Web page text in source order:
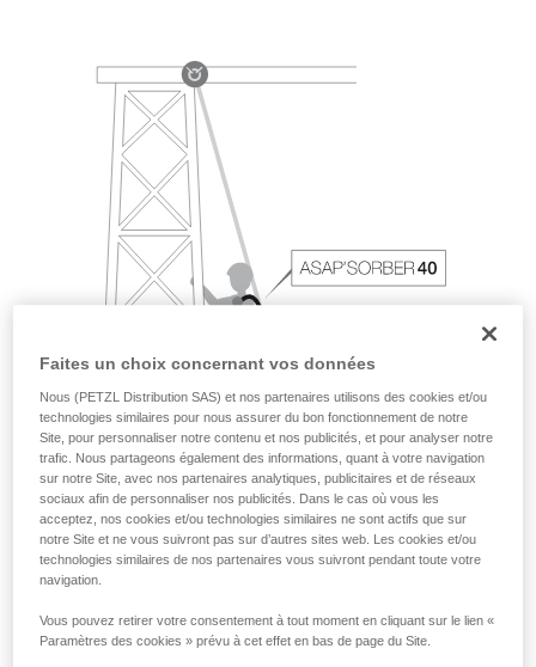
Faites un choix concernant vos données
Nous (PETZL Distribution SAS) et nos partenaires utilisons des cookies et/ou
technologies similaires pour nous assurer du bon fonctionnement de notre
Site, pour personnaliser notre contenu et nos publicités, et pour analyser notre
trafic. Nous partageons également des informations, quant à votre navigation
sur notre Site, avec nos partenaires analytiques, publicitaires et de réseaux
sociaux afin de personnaliser nos publicités. Dans le cas où vous les
acceptez, nos cookies et/ou technologies similaires ne sont actifs que sur
notre Site et ne vous suivront pas sur d’autres sites web. Les cookies et/ou
technologies similaires de nos partenaires vous suivront pendant toute votre
navigation.
Vous pouvez retirer votre consentement à tout moment en cliquant sur le lien «
Paramètres des cookies » prévu à cet effet en bas de page du Site.